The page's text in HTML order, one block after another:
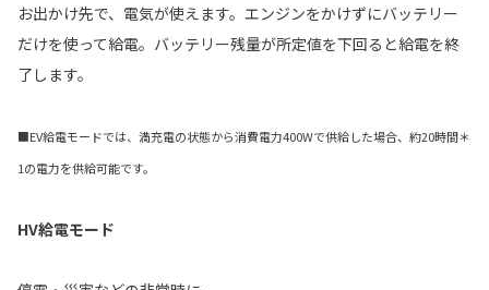
お出かけ先で、電気が使えます。エンジンをかけずにバッテリー
だけを使って給電。バッテリー残量が所定値を下回ると給電を終
了します。
■EV給電モードでは、満充電の状態から消費電力400Wで供給した場合、約20時間＊
1の電力を供給可能です。
HV給電モード